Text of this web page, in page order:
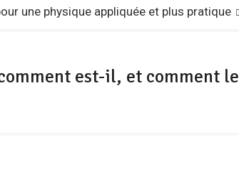
une physique appliquée et plus pratique
est-il, et comment le